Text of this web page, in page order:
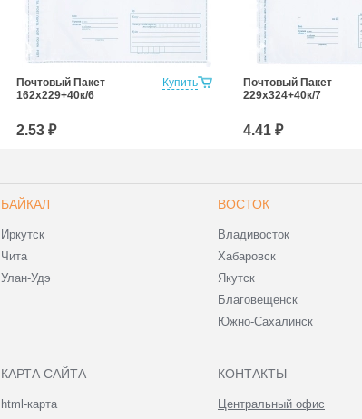
Купить
Почтовый Пакет
162х229+40к/6
2.53 ₽
Почтовый Пакет
229х324+40к/7
4.41 ₽
БАЙКАЛ
Иркутск
Чита
Улан-Удэ
ВОСТОК
Владивосток
Хабаровск
Якутск
Благовещенск
Южно-Сахалинск
КАРТА САЙТА
html-карта
КОНТАКТЫ
Центральный офис